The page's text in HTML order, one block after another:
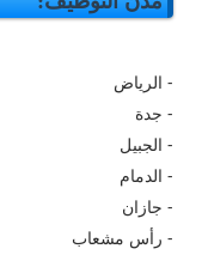
- الرياض
- جدة
- الجبيل
- الدمام
- جازان
- رأس مشعاب